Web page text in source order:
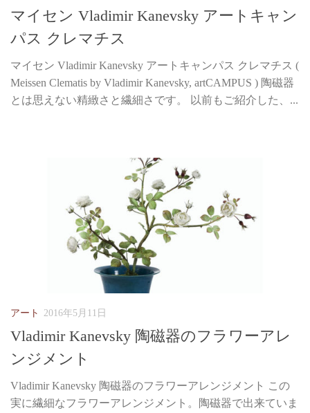
マイセン Vladimir Kanevsky アートキャン
パス クレマチス
マイセン Vladimir Kanevsky アートキャンパス クレマチス (
Meissen Clematis by Vladimir Kanevsky, artCAMPUS ) 陶磁器
とは思えない精緻さと繊細さです。 以前もご紹介した、...
アート 2016年5月11日
Vladimir Kanevsky 陶磁器のフラワーアレ
ンジメント
Vladimir Kanevsky 陶磁器のフラワーアレンジメント この
実に繊細なフラワーアレンジメント。陶磁器で出来ていま